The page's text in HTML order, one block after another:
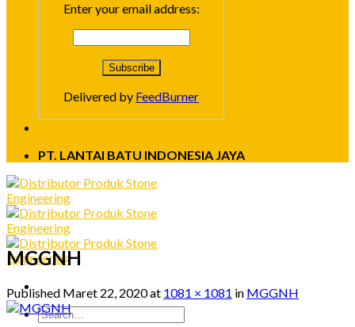
Enter your email address:
Delivered by FeedBurner
PT. LANTAI BATU INDONESIA JAYA
MGGNH
Published Maret 22, 2020at 1081 × 1081 in MGGNH